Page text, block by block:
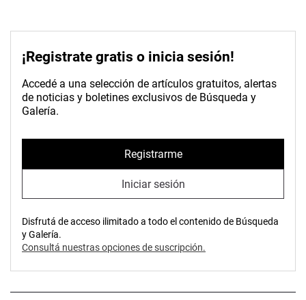
¡Registrate gratis o inicia sesión!
Accedé a una selección de artículos gratuitos, alertas
de noticias y boletines exclusivos de Búsqueda y
Galería.
Registrarme
Iniciar sesión
Disfrutá de acceso ilimitado a todo el contenido de Búsqueda
y Galería.
Consultá nuestras opciones de suscripción.